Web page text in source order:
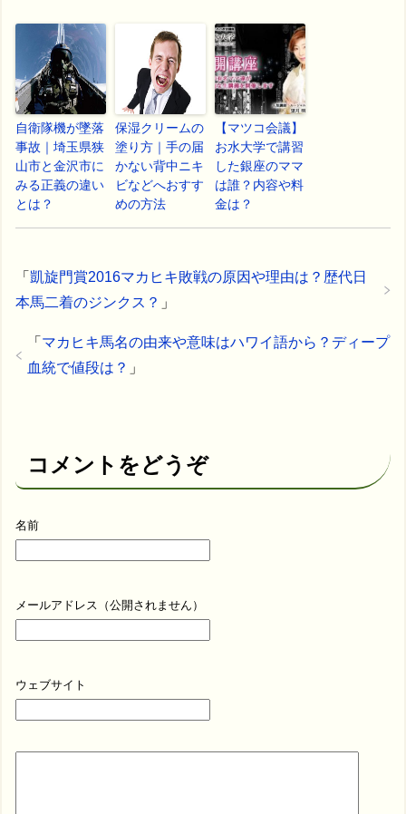
自衛隊機が墜落
事故｜埼玉県狭
山市と金沢市に
みる正義の違い
とは？
保湿クリームの
塗り方｜手の届
かない背中ニキ
ビなどへおすす
めの方法
【マツコ会議】
お水大学で講習
した銀座のママ
は誰？内容や料
金は？
「 凱旋門賞2016マカヒキ敗戦の原因や理由は？歴代日
本馬二着のジンクス？ 」
「 マカヒキ馬名の由来や意味はハワイ語から？ディープ
血統で値段は？ 」
コメントをどうぞ
名前
メールアドレス（公開されません）
ウェブサイト